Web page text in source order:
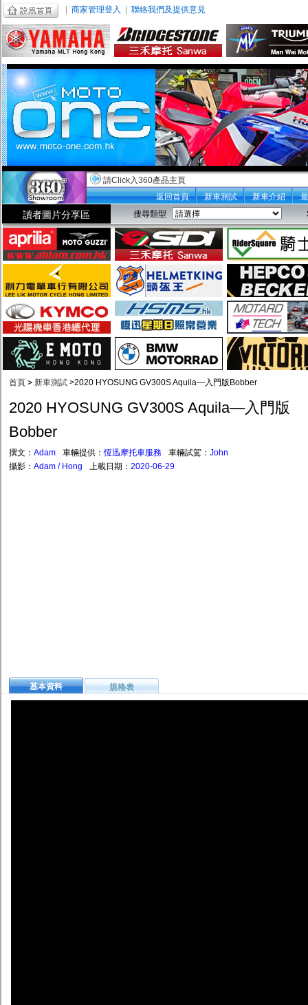
商家管理登入 聯絡我們及提供意見
請Click入360產品主頁
返回首頁
新車測試 新車介紹
讀者圖片分享區 搜尋類型
首頁 > 新車測試 >2020 HYOSUNG GV300S Aquila—入門版Bobber
2020 HYOSUNG GV300S Aquila—入門版
Bobber
撰文： Adam 車輛提供：恆迅摩托車服務 車輛試駕： John
攝影： Adam / Hong 上載日期： 2020-06-29
基本資料 規格表